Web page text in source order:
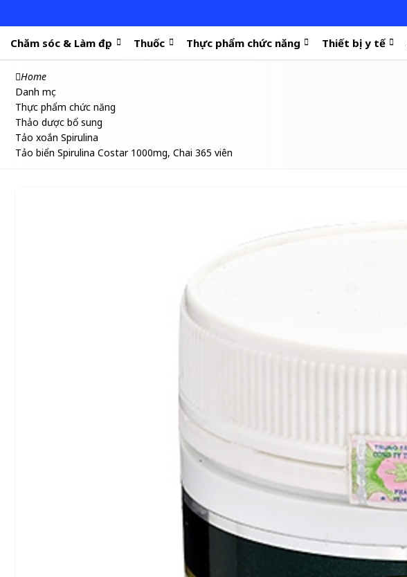
Chăm sóc & Làm đẹp Thuốc Thực phẩm chức năng Thiết bị y tế
Home
Danh mục
Thực phẩm chức năng
Thảo dược bổ sung
Tảo xoắn Spirulina
Tảo biển Spirulina Costar 1000mg, Chai 365 viên